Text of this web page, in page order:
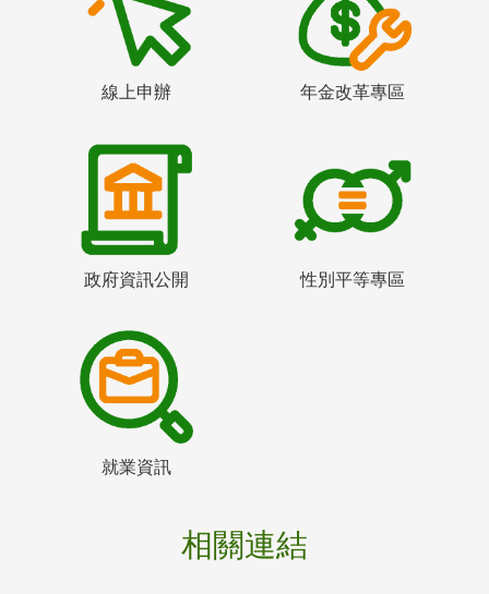
線上申辦 年金改革專區
政府資訊公開 性別平等專區
就業資訊
相關連結